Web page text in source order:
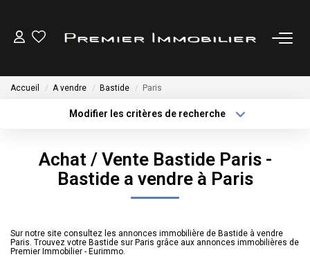
LOUER
ESTIMER
GESTION LOCATIVE
NOTRE AGENCE
Accueil A vendre Bastide Paris
Modifier les critères de recherche
Sélectionnez...
Type de bien
Surface min
Créer une alerte
Achat / Vente Bastide Paris -
Bastide a vendre à Paris
Sur notre site consultez les annonces immobilière de Bastide à vendre
Paris. Trouvez votre Bastide sur Paris grâce aux annonces immobilières de
Premier Immobilier - Eurimmo.